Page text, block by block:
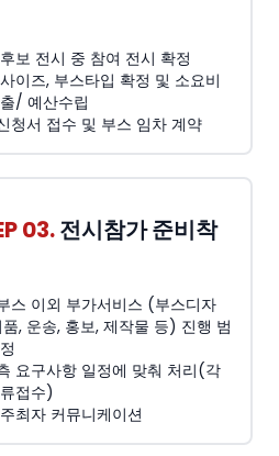
보 전시 중 참여 전시 확정
이즈, 부스타입 확정 및 소요비
/ 예산수립
청서 접수 및 부스 임차 계약
03.전시참가 준비착
스 이외 부가서비스 (부스디자
품, 운송, 홍보, 제작물 등) 진행 범
요구사항 일정에 맞춰 처리(각
접수)
최자 커뮤니케이션